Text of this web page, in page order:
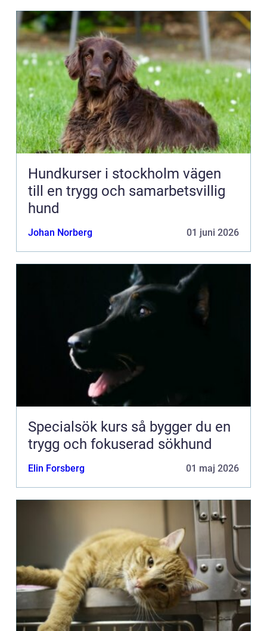
Hundkurser i stockholm vägen
till en trygg och samarbetsvillig
hund
Johan Norberg 01 juni 2026
Specialsök kurs så bygger du en
trygg och fokuserad sökhund
Elin Forsberg 01 maj 2026